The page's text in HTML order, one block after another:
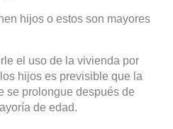
hijos o estos son mayores
el uso de la vivienda por
hijos es previsible que la
se prolongue después de
de edad.